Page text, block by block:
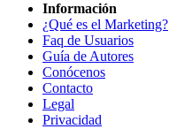
Información
¿Qué es el Marketing?
Faq de Usuarios
Guía de Autores
Conócenos
Contacto
Legal
Privacidad